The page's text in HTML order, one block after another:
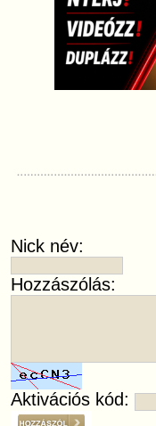
Nick név:
Hozzászólás:
Aktivációs kód: